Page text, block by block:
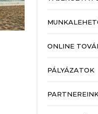
ONLINE
PÁLYÁZATOK